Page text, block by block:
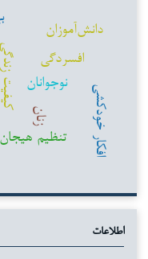
کیفیت زندگی نوجوانان
افسردگی
دانش‌آموزان
زنان
تنظیم هیجان
افکار خودکشی
اطلاعات